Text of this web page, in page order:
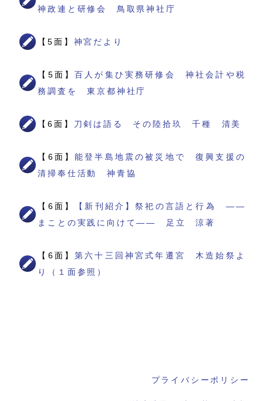
神政連と研修会 鳥取県神社庁
【5面】 神宮だより
【5面】百人が集ひ実務研修会 神社会計や税
務調査を 東京都神社庁
【6面】 刀剣は語る その陸拾玖 千種 清美
【6面】能登半島地震の被災地で 復興支援の
清掃奉仕活動 神青協
【6面】
【新刊紹介】祭祀の言語と行為 ――
まことの実践に向けて―― 足立 涼著
【6面】第六十三回神宮式年遷宮 木造始祭よ
り（１面参照）
プライバシーポリシー